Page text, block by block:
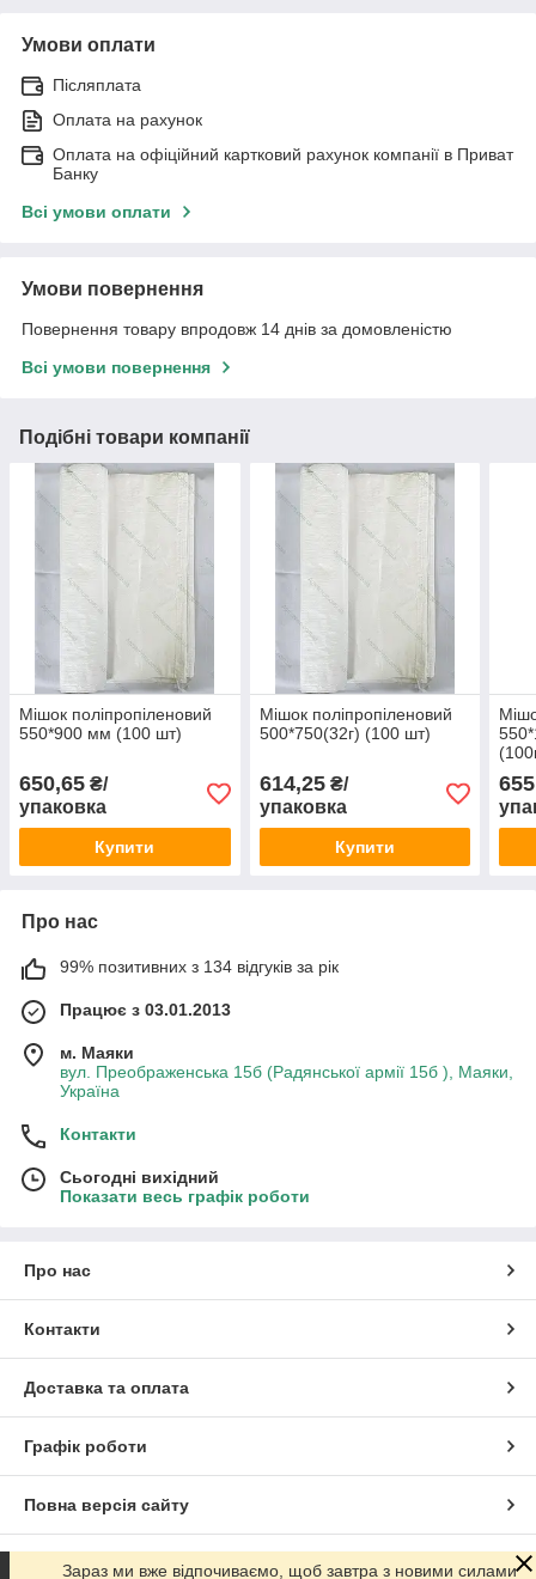
Умови оплати
Післяплата
Оплата на рахунок
Оплата на офіційний картковий рахунок компанії в Приват
Банку
Всі умови оплати
Умови повернення
Повернення товару впродовж 14 днів за домовленістю
Всі умови повернення
Подібні товари компанії
Мішок поліпропіленовий
550*900 мм (100 шт)
650,65 ₴/
упаковка
Купити
Мішок поліпропіленовий
500*750(32г) (100 шт)
614,25₴/
упаковка
Купити
Про нас
99% позитивних з 134 відгуків за рік
Працює з 03.01.2013
м. Маяки
вул. Преображенська 15б (Радянської армії 15б ), Маяки,
Україна
Контакти
Сьогодні вихідний
Показати весь графік роботи
Про нас
Контакти
Доставка та оплата
Графік роботи
Повна версія сайту
Сайт створено на маркетплейсі Prom.ua
Зараз ми вже відпочиваємо, щоб завтра з новими силами